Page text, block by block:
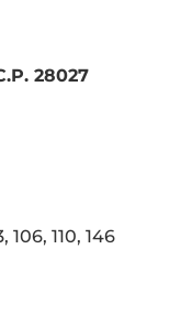
28027
106, 110, 146